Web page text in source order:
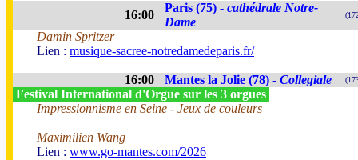
16:00
Paris (75) - cathédrale Notre-
Dame
Damin Spritzer
Lien : musique-sacree-notredamedeparis.fr/
16:00 Mantes la Jolie (78) - Collegiale
Festival International d'Orgue sur les 3 orgues
Impressionnisme en Seine - Jeux de couleurs
Maximilien Wang
Lien : www.go-mantes.com/2026